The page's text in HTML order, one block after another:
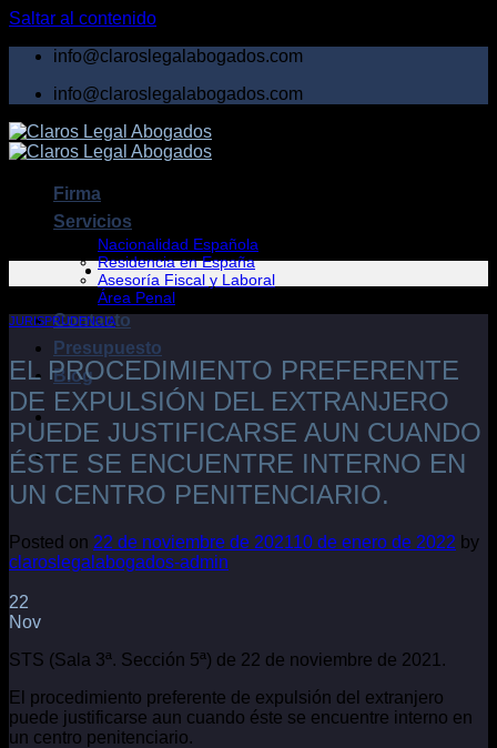
Saltar al contenido
info@claroslegalabogados.com
info@claroslegalabogados.com
Firma
Servicios
Nacionalidad Española
Residencia en España
Asesoría Fiscal y Laboral
Área Penal
Contacto
Presupuesto
Blog
JURISPRUDENCIA
EL PROCEDIMIENTO PREFERENTE
DE EXPULSIÓN DEL EXTRANJERO
PUEDE JUSTIFICARSE AUN CUANDO
ÉSTE SE ENCUENTRE INTERNO EN
UN CENTRO PENITENCIARIO.
Posted on 22 de noviembre de 202110 de enero de 2022 by
claroslegalabogados-admin
22
Nov
STS (Sala 3ª. Sección 5ª) de 22 de noviembre de 2021.
El procedimiento preferente de expulsión del extranjero
puede justificarse aun cuando éste se encuentre interno en
un centro penitenciario.